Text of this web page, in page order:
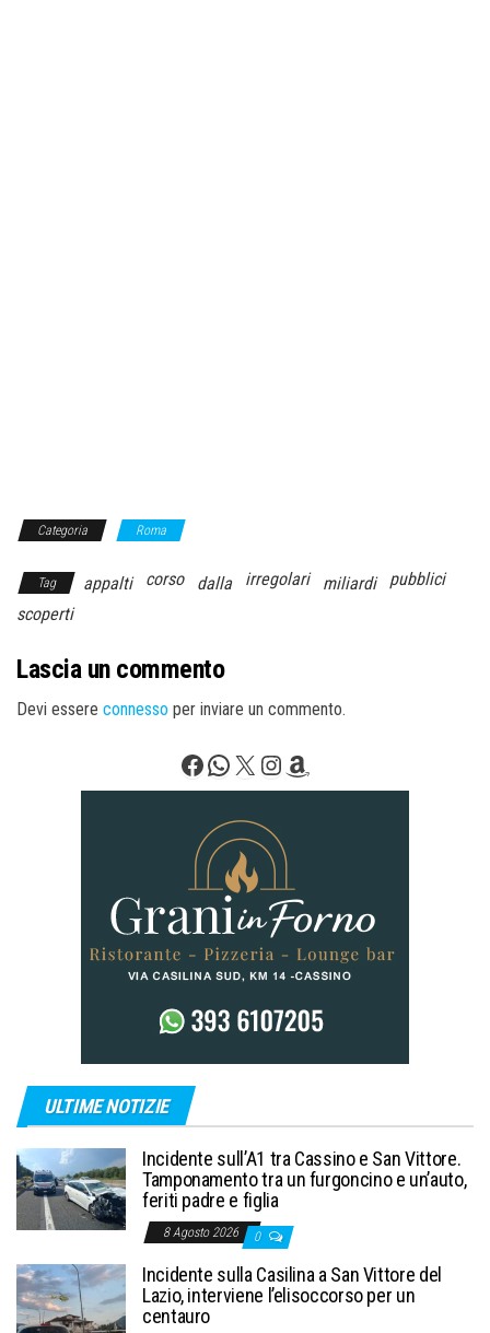
Categoria Roma
Tag appalti corso dalla irregolari miliardi
pubblici
scoperti
Lascia un commento
Devi essere connesso per inviare un commento.
Facebook
WhatsApp
X Instagram
Amazon
ULTIME NOTIZIE
Incidente sull’A1 tra Cassino e San Vittore.
Tamponamento tra un furgoncino e un’auto,
feriti padre e figlia
8 Agosto 2026 0
Incidente sulla Casilina a San Vittore del
Lazio, interviene l’elisoccorso per un
centauro